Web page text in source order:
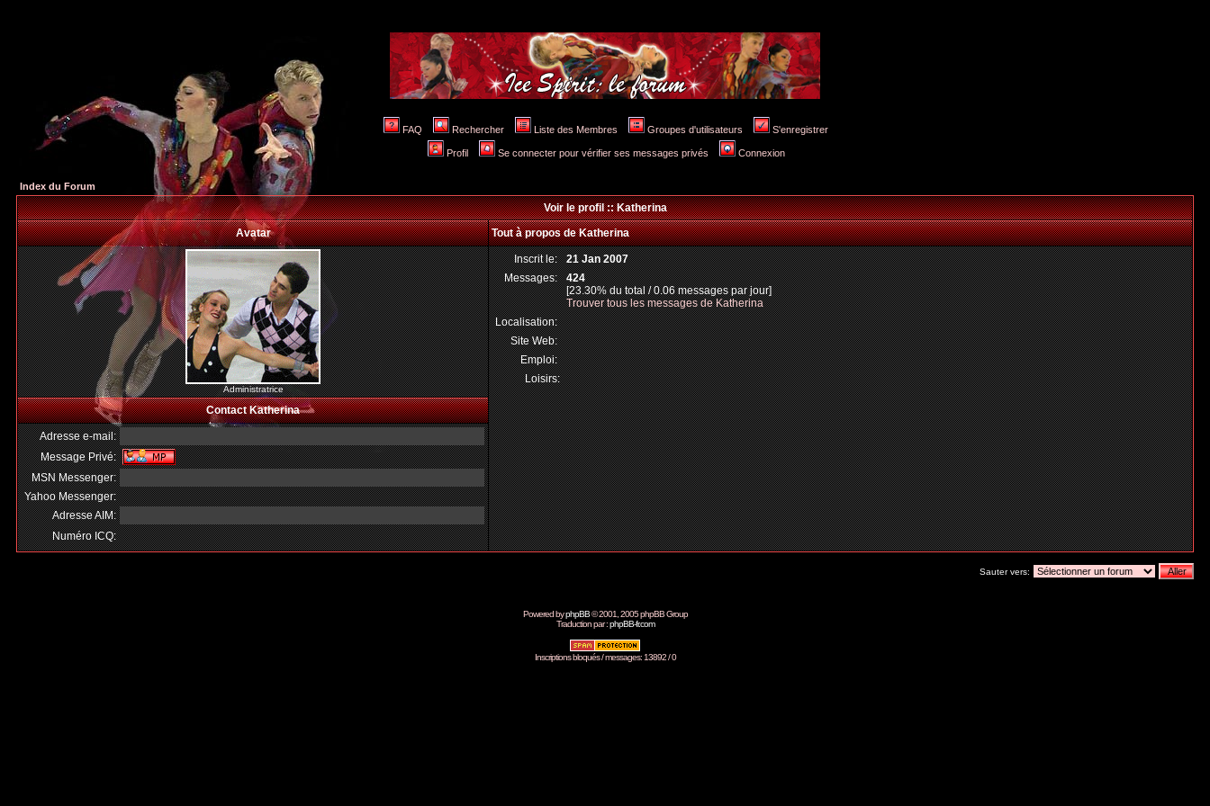
FAQ Rechercher Liste des Membres Groupes d'utilisateurs S'enregistrer
Profil Se connecter pour vérifier ses messages privés Connexion
Index du Forum
Voir le profil :: Katherina
Avatar
Tout à propos de Katherina
Administratrice
Inscrit le: 21 Jan 2007
Messages: 424
[23.30% du total / 0.06 messages par jour]
Trouver tous les messages de Katherina
Localisation:
Site Web:
Emploi:
Loisirs:
Contact Katherina
Adresse e-mail:
Message Privé:
MSN Messenger:
Yahoo Messenger:
Adresse AIM:
Numéro ICQ:
Sauter vers:
Powered byphpBB© 2001, 2005 phpBB Group
Traduction par :phpBB-fr.com
Inscriptions bloqués / messages: 13892 / 0